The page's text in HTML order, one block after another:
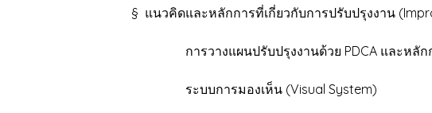
§ แนวคิดและหลักการที่เกี่ยวกับการปรับปรุงงาน
การวางแผนปรับปรุงงานด้วย PDCA และหลักการป
ระบบการมองเห็น (Visual System)